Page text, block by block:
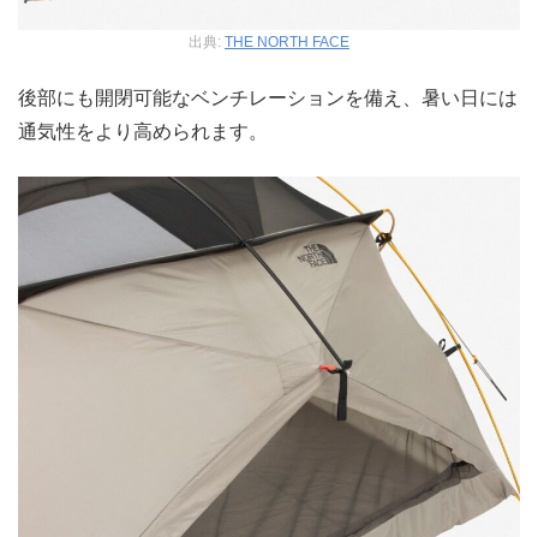
出典: THE NORTH FACE
後部にも開閉可能なベンチレーションを備え、暑い日には
通気性をより高められます。